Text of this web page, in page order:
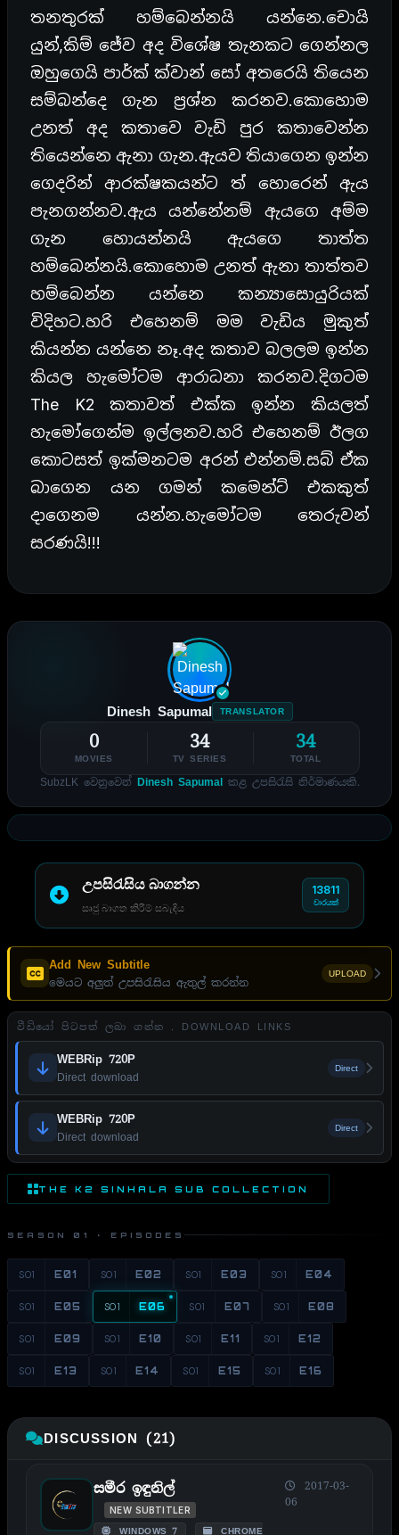
තනතුරක් හම්බෙන්නයි යන්නෙ.චොයි
යුන්,කිම් ජේව අද විශේෂ තැනකට ගෙන්නල
ඔහුගෙයි පාර්ක් ක්වාන් සෝ අතරෙයි තියෙන
සම්බන්දෙ ගැන ප්‍රශ්න කරනව.කොහොම
උනත් අද කතාවෙ වැඩි පුර කතාවෙන්න
තියෙන්නෙ ඇනා ගැන.ඇයව තියාගෙන ඉන්න
ගෙදරින් ආරක්ෂකයන්ට ත් හොරෙන් ඇය
පැනගන්නව.ඇය යන්නේනම් ඇයගෙ අම්ම
ගැන හොයන්නයි ඇයගෙ තාත්ත
හම්බෙන්නයි.කොහොම උනත් ඇනා තාත්තව
හම්බෙන්න යන්නෙ කන්‍යාසොයුරියක්
විදිහට.හරි එහෙනම් මම වැඩිය මුකුත්
කියන්න යන්නෙ නෑ.අද කතාව බලලම ඉන්න
කියල හැමෝටම ආරාධනා කරනව.දිගටම
The K2 කතාවත් එක්ක ඉන්න කියලත්
හැමෝගෙන්ම ඉල්ලනව.හරි එහෙනම් ඊලග
කොටසත් ඉක්මනටම අරන් එන්නම්.සබ් ඒක
බාගෙන යන ගමන් කමෙන්ට් එකකුත්
දාගෙනම යන්න.හැමෝටම තෙරුවන්
සරණයි!!!
Dinesh Sapumal TRANSLATOR
0
MOVIES
34
TV SERIES
34
TOTAL
SubzLK වෙනුවෙන් Dinesh Sapumalකළ උපසිරැසි නිර්මාණයකි.
උපසිරැසිය බාගන්න
සෘජු බාගත කිරීම් සබැඳිය
13811
වාරයක්
Add New Subtitle
මෙයට අලුත් උපසිරැසිය ඇතුල් කරන්න
UPLOAD
වීඩියෝ පිටපත් ලබා ගන්න . DOWNLOAD LINKS
WEBRip 720P
Direct download
Direct
WEBRip 720P
Direct download
Direct
THE K2 SINHALA SUB COLLECTION
SEASON 01 · EPISODES
S01 E01 S01 E02 S01 E03 S01 E04
S01 E05 S01 E06 S01 E07 S01 E08
S01 E09 S01 E10 S01 E11 S01 E12
S01 E13 S01 E14 S01 E15 S01 E16
DISCUSSION (21)
සමීර ඉඳුනිල්
NEW SUBTITLER
WINDOWS 7 CHROME
2017-03-
06